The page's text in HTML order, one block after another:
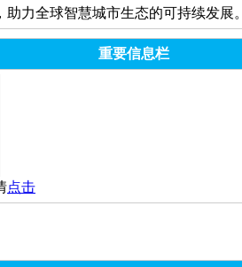
力全球智慧城市生态的可持续发展。
重要信息栏
点击